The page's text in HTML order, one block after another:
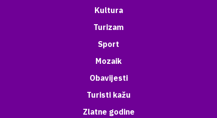
Kultura
Turizam
Sport
Mozaik
Obavijesti
Turisti kažu
Zlatne godine